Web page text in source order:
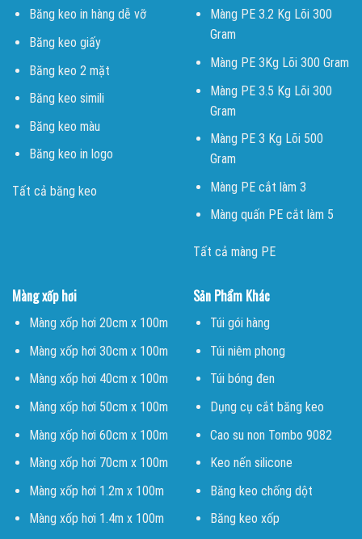
Băng keo in hàng dễ vỡ
Băng keo giấy
Băng keo 2 mặt
Băng keo simili
Băng keo màu
Băng keo in logo
Tất cả băng keo
Màng PE 3.2 Kg Lõi 300
Gram
Màng PE 3Kg Lõi 300 Gram
Màng PE 3.5 Kg Lõi 300
Gram
Màng PE 3 Kg Lõi 500
Gram
Màng PE cắt làm 3
Màng quấn PE cắt làm 5
Tất cả màng PE
Màng xốp hơi
Màng xốp hơi 20cm x 100m
Màng xốp hơi 30cm x 100m
Màng xốp hơi 40cm x 100m
Màng xốp hơi 50cm x 100m
Màng xốp hơi 60cm x 100m
Màng xốp hơi 70cm x 100m
Màng xốp hơi 1.2m x 100m
Màng xốp hơi 1.4m x 100m
Sản Phẩm Khác
Túi gói hàng
Túi niêm phong
Túi bóng đen
Dụng cụ cắt băng keo
Cao su non Tombo 9082
Keo nến silicone
Băng keo chống dột
Băng keo xốp